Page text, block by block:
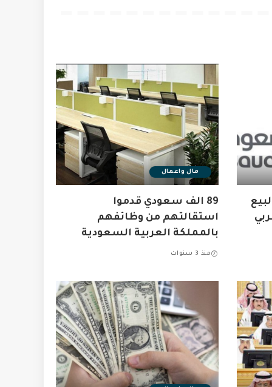
مال واعمال
89 الف سعودي قدموا
استقالتهم من وظائفهم
بالمملكة العربية السعودية
منذ 3 سنوات